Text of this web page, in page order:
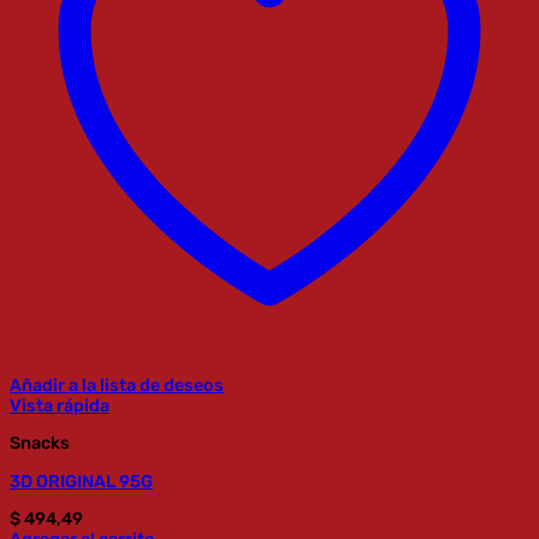
Añadir a la lista de deseos
Vista rápida
Snacks
3D ORIGINAL 95G
$494,49